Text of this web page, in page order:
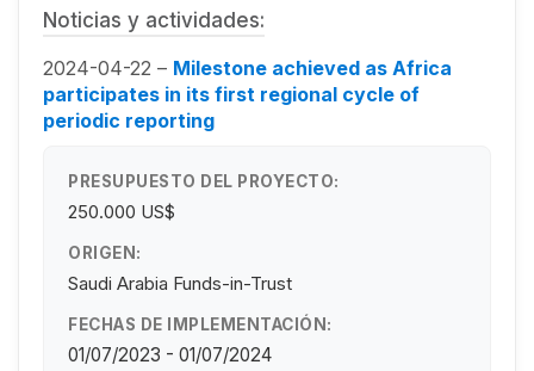
Noticias y actividades:
2024-04-22 – Milestone achieved as Africa
participates in its first regional cycle of
periodic reporting
PRESUPUESTO DEL PROYECTO:
250.000 US$
ORIGEN:
Saudi Arabia Funds-in-Trust
FECHAS DE IMPLEMENTACIÓN:
01/07/2023 - 01/07/2024